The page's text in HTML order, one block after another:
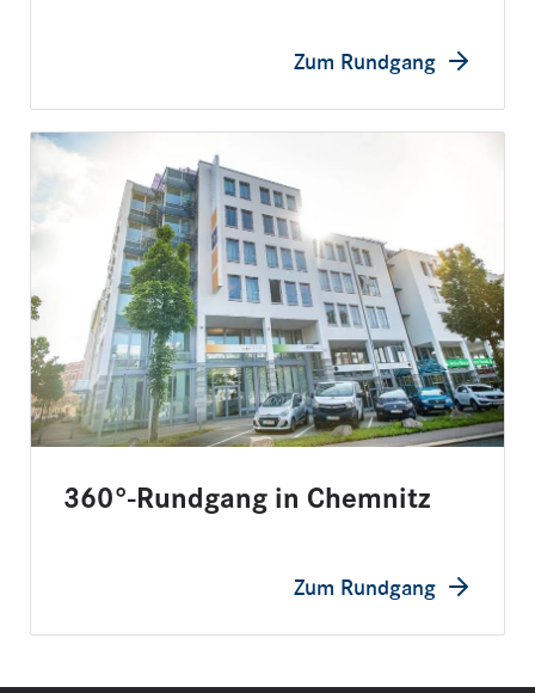
Zum Rundgang
360°-Rundgang in Chemnitz
Zum Rundgang